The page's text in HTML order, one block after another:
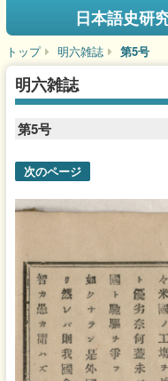
日本語史研
トップ 明六雑誌 第5号
明六雑誌
第5号
次のページ